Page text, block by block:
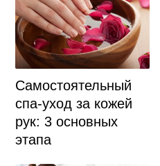
Самостоятельный
спа-уход за кожей
рук: 3 основных
этапа